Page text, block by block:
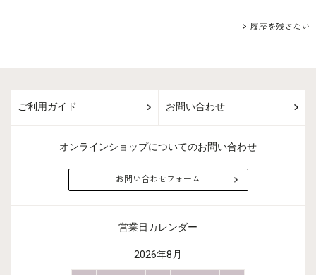
履歴を残さない
ご利用ガイド お問い合わせ
オンラインショップについてのお問い合わせ
お問い合わせフォーム
営業日カレンダー
2026年8月